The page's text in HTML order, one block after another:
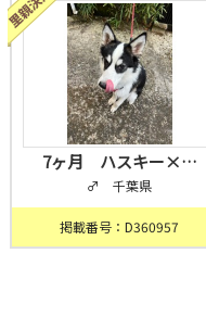
7ヶ月 ハスキー×…
♂ 千葉県
掲載番号：D360957